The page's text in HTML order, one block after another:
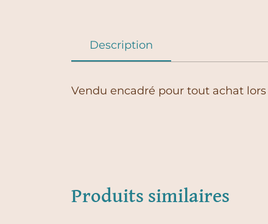
Description
Vendu encadré pour tout achat
Produits similaires